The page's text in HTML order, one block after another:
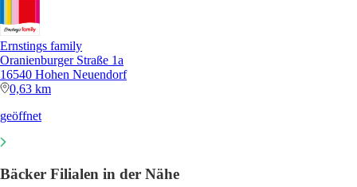
Ernstings family
Oranienburger Straße 1a
16540 Hohen Neuendorf
0,63 km
geöffnet
Bäcker Filialen in der Nähe